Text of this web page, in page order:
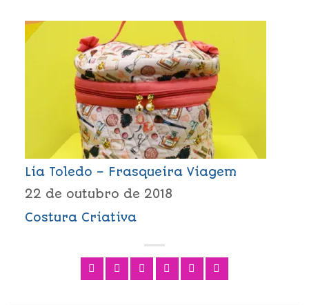
Lia Toledo – Frasqueira Viagem
22 de outubro de 2018
Costura Criativa